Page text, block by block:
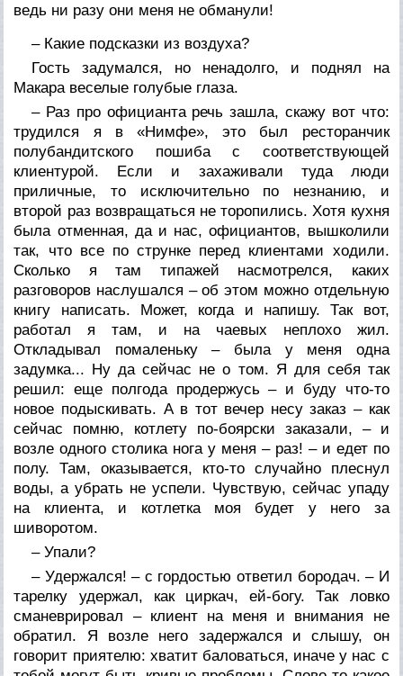
ведь ни разу они меня не обманули!
– Какие подсказки из воздуха?
Гость задумался, но ненадолго, и поднял на
Макара веселые голубые глаза.
– Раз про официанта речь зашла, скажу вот что:
трудился я в «Нимфе», это был ресторанчик
полубандитского пошиба с соответствующей
клиентурой. Если и захаживали туда люди
приличные, то исключительно по незнанию, и
второй раз возвращаться не торопились. Хотя кухня
была отменная, да и нас, официантов, вышколили
так, что все по струнке перед клиентами ходили.
Сколько я там типажей насмотрелся, каких
разговоров наслушался – об этом можно отдельную
книгу написать. Может, когда и напишу. Так вот,
работал я там, и на чаевых неплохо жил.
Откладывал помаленьку – была у меня одна
задумка... Ну да сейчас не о том. Я для себя так
решил: еще полгода продержусь – и буду что-то
новое подыскивать. А в тот вечер несу заказ – как
сейчас помню, котлету по-боярски заказали, – и
возле одного столика нога у меня – раз! – и едет по
полу. Там, оказывается, кто-то случайно плеснул
воды, а убрать не успели. Чувствую, сейчас упаду
на клиента, и котлетка моя будет у него за
шиворотом.
– Упали?
– Удержался! – с гордостью ответил бородач. – И
тарелку удержал, как циркач, ей-богу. Так ловко
сманеврировал – клиент на меня и внимания не
обратил. Я возле него задержался и слышу, он
говорит приятелю: хватит баловаться, иначе у нас с